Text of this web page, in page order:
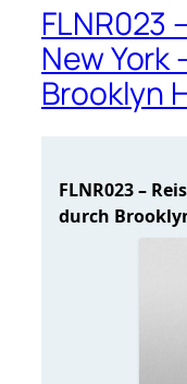
FLNR023
New York
Brooklyn